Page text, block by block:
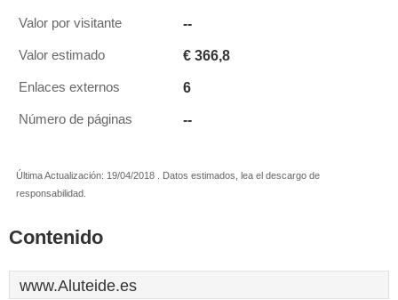
Valor por visitante --
Valor estimado € 366,8
Enlaces externos 6
Número de páginas --
Última Actualización: 19/04/2018 . Datos estimados, lea el descargo de
responsabilidad.
Contenido
www.Aluteide.es